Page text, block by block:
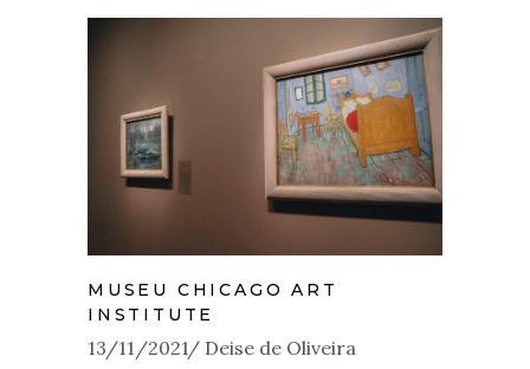
MUSEU CHICAGO ART
INSTITUTE
13/11/2021 Deise de Oliveira